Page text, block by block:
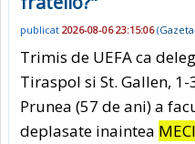
publicat 2026-08-06 23:15:06(
Trimis de UEFA ca
Tiraspol si St. Gallen,
Prunea (57 de ani) a
deplasate inaintea